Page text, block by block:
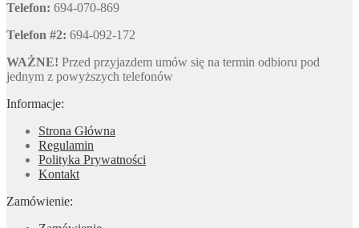
Telefon: 694-070-869
Telefon #2: 694-092-172
WAŻNE! Przed przyjazdem umów się na termin odbioru pod
jednym z powyższych telefonów
Informacje:
Strona Główna
Regulamin
Polityka Prywatności
Kontakt
Zamówienie: